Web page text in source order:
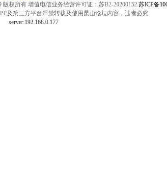
权所有 增值电信业务经营许可证：苏B2-20200152 苏ICP备
及第三方平台严禁转载及使用昆山论坛内容，违者必究
server:192.168.0.177